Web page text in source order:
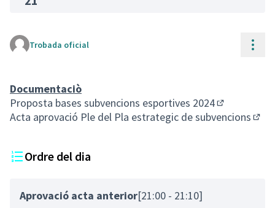
Trobada oficial
Documentaciò
Proposta bases subvencions esportives 2024
(Enllaç
Acta aprovació Ple del Pla estrategic de subvencions
Ordre del dia
Aprovació acta anterior[21:00 - 21:10]